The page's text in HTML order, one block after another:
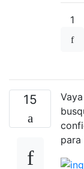
1
15
para